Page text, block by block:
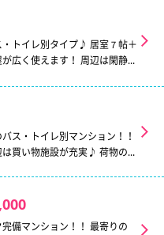
トイレ別タイプ♪ 居室７帖＋
広く使えます！ 周辺は閑静...
ス・トイレ別マンション！！
買い物施設が充実♪ 荷物の...
備マンション！！ 最寄りの